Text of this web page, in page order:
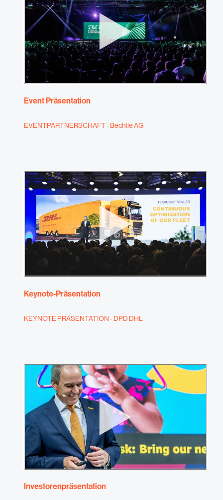
Event Präsentation
EVENTPARTNERSCHAFT - Bechtle AG
Keynote-Präsentation
KEYNOTE PRÄSENTATION - DPD DHL
Investorenpräsentation